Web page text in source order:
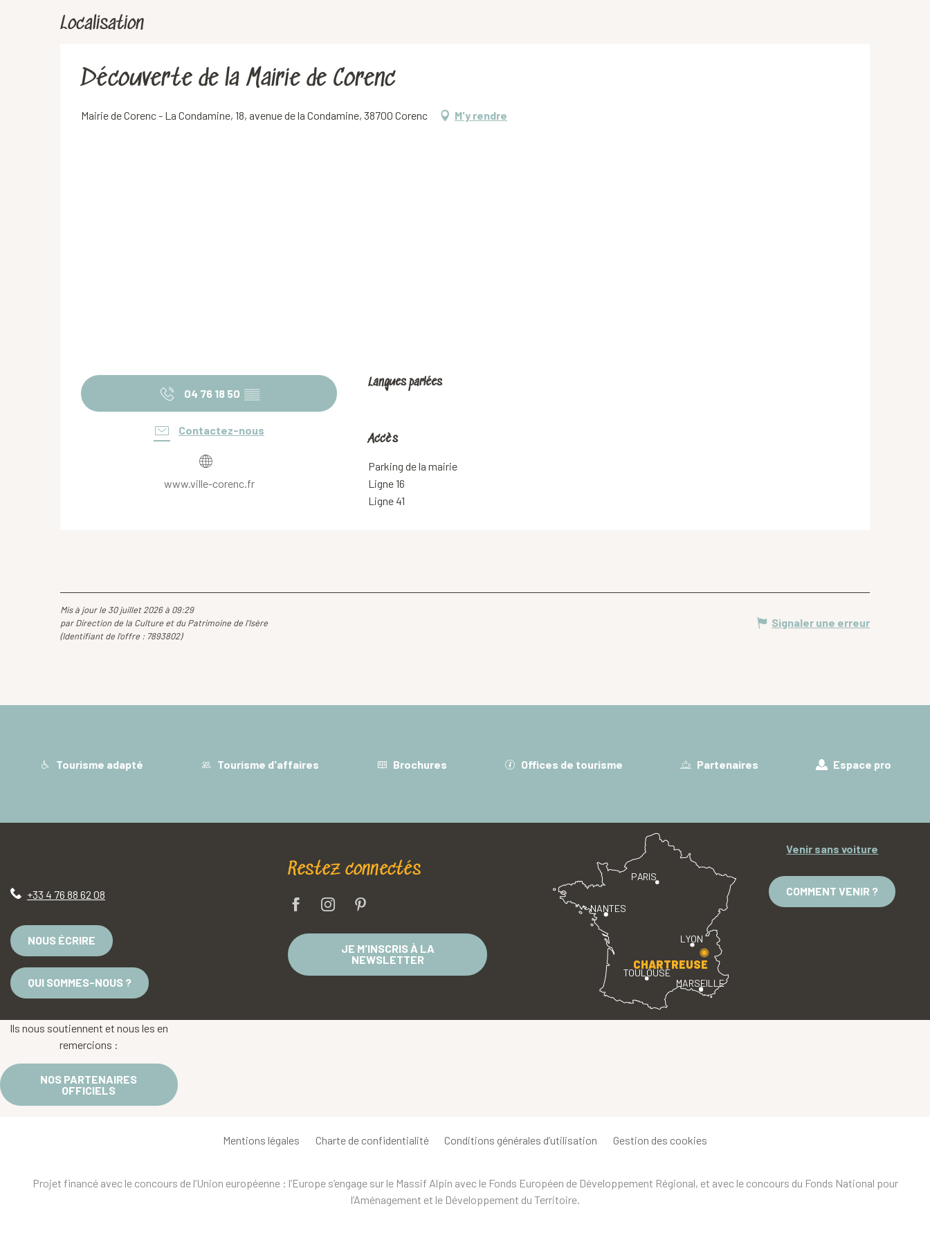
Localisation
Découverte de la Mairie de Corenc
Mairie de Corenc - La Condamine, 18, avenue de la Condamine, 38700 Corenc M'y rendre
04 76 18 50 ▒▒
Contactez-nous
www.ville-corenc.fr
Langues parlées
Langues parlées
Accès
Accès
Parking de la mairie
Ligne 16
Ligne 41
Mis à jour le 30 juillet 2026 à 09:29
par Direction de la Culture et du Patrimoine de l'Isère
(Identifiant de l'offre : 7893802)
Signaler une erreur
Tourisme adapté Tourisme d'affaires Brochures Offices de tourisme Partenaires Espace pro
+33 4 76 88 62 08
NOUS ÉCRIRE
QUI SOMMES-NOUS ?
Restez connectés
JE M'INSCRIS À LA
NEWSLETTER
PARIS
LYON
TOULOUSE
MARSEILLE
NANTES
CHARTREUSE
Venir sans voiture
COMMENT VENIR ?
Ils nous soutiennent et nous les en
remercions :
NOS PARTENAIRES
OFFICIELS
Mentions légales Charte de confidentialité Conditions générales d’utilisation Gestion des cookies
Projet financé avec le concours de l’Union européenne : l’Europe s’engage sur le Massif Alpin avec le Fonds Européen de Développement Régional, et avec le concours du Fonds National pour
l’Aménagement et le Développement du Territoire.